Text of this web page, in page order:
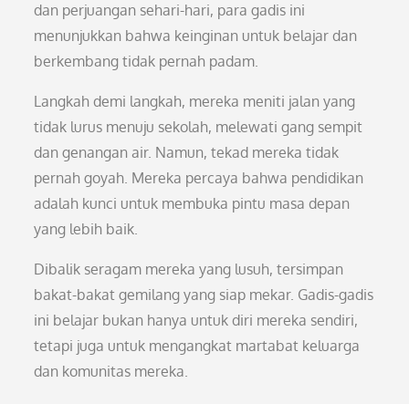
dan perjuangan sehari-hari, para gadis ini
menunjukkan bahwa keinginan untuk belajar dan
berkembang tidak pernah padam.
Langkah demi langkah, mereka meniti jalan yang
tidak lurus menuju sekolah, melewati gang sempit
dan genangan air. Namun, tekad mereka tidak
pernah goyah. Mereka percaya bahwa pendidikan
adalah kunci untuk membuka pintu masa depan
yang lebih baik.
Dibalik seragam mereka yang lusuh, tersimpan
bakat-bakat gemilang yang siap mekar. Gadis-gadis
ini belajar bukan hanya untuk diri mereka sendiri,
tetapi juga untuk mengangkat martabat keluarga
dan komunitas mereka.